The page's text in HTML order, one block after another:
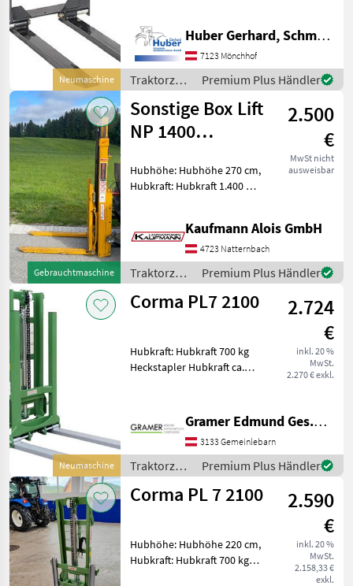
Neumaschine
Heck ist eine funktionelle,
leichte Palettengabel zur
Aufnahme in der Dreipunkt-
Heckhydra
Huber Gerhard, Schmiede und Landmaschinen GmbH.
7123 Mönchhof
Traktorzubehör
/ Sonstige
Premium Plus Händler
Gebrauchtmaschine
Sonstige Box Lift
NP 1400
2.500
€
MwSt nicht
ausweisbar
Hubhöhe: Hubhöhe 270 cm,
Hubkraft: Hubkraft 1.400 kg,
Neigungsverstellung,
Hydraulische
Seitenverstellung -
Bauhöhe 212cm - Bau
Kaufmann Alois GmbH
4723 Natternbach
Traktorzubehör
/ Sonstige
Premium Plus Händler
Neumaschine
Corma PL7 2100
2.724
€
inkl. 20 %
MwSt.
2.270 € exkl.
Hubkraft: Hubkraft 700 kg
Heckstapler Hubkraft ca.
verschiebbaren Gabeln.
Symbolfoto
Traktorzubehör
Heckstapler
Gramer Edmund Ges.m.b.H.
3133 Gemeinlebarn
Traktorzubehör
/ Corma
Premium Plus Händler
Corma PL 7 2100
2.590
€
inkl. 20 %
MwSt.
2.158,33 €
exkl.
Hubhöhe: Hubhöhe 220 cm,
Hubkraft: Hubkraft 700 kg,